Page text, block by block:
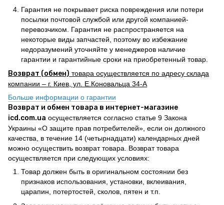
Гарантия не покрывает риска повреждения или потери
посылки почтовой службой или другой компанией-
перевозчиком. Гарантия не распространяется на
некоторые виды запчастей, поэтому во избежание
недоразумений уточняйте у менеджеров наличие
гарантии и гарантийные сроки на приобретенный товар.
Возврат (обмен) товара осуществляется по адресу склада
компании – г. Киев, ул. Е.Коновальца 34-А
Больше информации о гарантии
Возврат и обмен товара в интернет-магазине
icd.com.ua осуществляется согласно статье 9 Закона
Украины «О защите прав потребителей», если он должного
качества, в течение 14 (четырнадцати) календарных дней
можно осуществить возврат товара. Возврат товара
осуществляется при следующих условиях:
Товар должен быть в оригинальном состоянии без
признаков использования, установки, вклеивания,
царапин, потертостей, сколов, пятен и т.п.